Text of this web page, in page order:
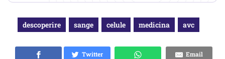
descoperire sange celule medicina avc
Twitter
Email